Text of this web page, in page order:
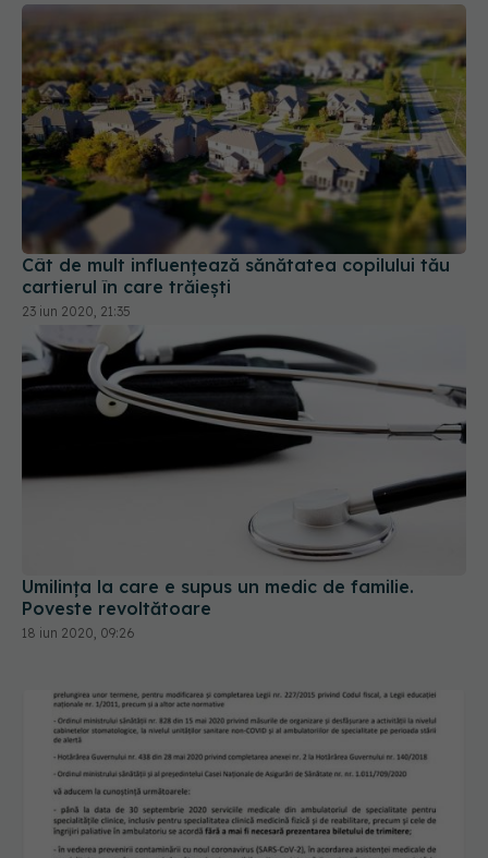
Cât de mult influențează sănătatea copilului tău
cartierul în care trăiești
23 iun 2020, 21:35
Umilința la care e supus un medic de familie.
Poveste revoltătoare
18 iun 2020, 09:26